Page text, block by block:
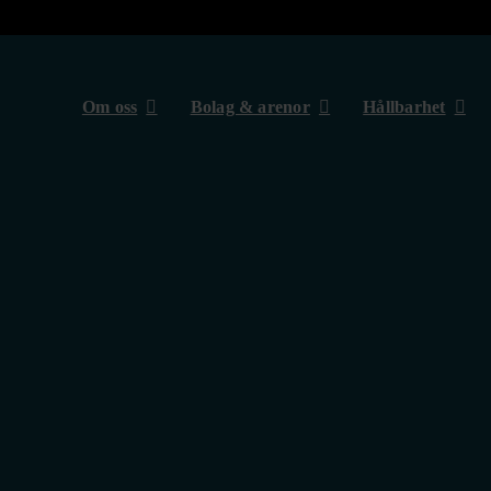
Om oss Bolag & arenor Hållbarhet